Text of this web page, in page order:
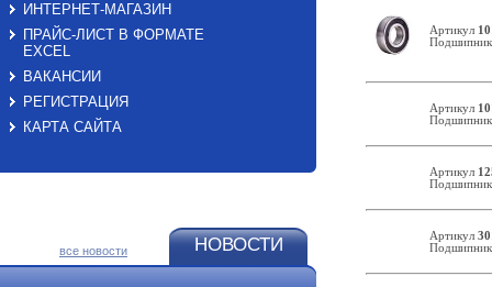
Артикул
Подшипник
Артикул
Подшипник
Артикул
Подшипник
Артикул
Подшипник
ИНТЕРНЕТ-МАГАЗИН
ПРАЙС-ЛИСТ В ФОРМАТЕ
EXСEL
ВАКАНСИИ
РЕГИСТРАЦИЯ
КАРТА САЙТА
НОВОСТИ
все новости